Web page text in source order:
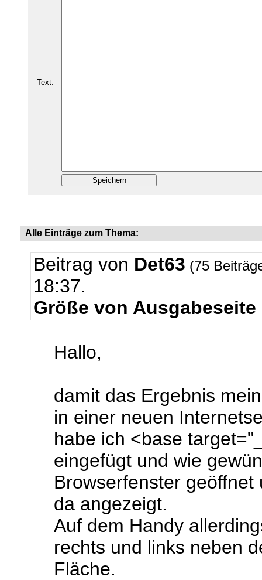
Text:
Alle Einträge zum Thema:
Beitrag von Det63 (75
18:37.
Größe von
Hallo,
damit das Ergebnis
in einer neuen
habe ich <base
eingefügt und wie
Browserfenster
da angezeigt.
Auf dem Handy
rechts und links neben
Fläche.